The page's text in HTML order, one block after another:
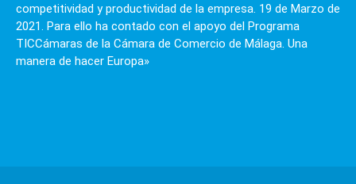
competitividad y productividad de la empresa. 19 de Marzo de
2021. Para ello ha contado con el apoyo del Programa
TICCámaras de la Cámara de Comercio de Málaga. Una
manera de hacer Europa»